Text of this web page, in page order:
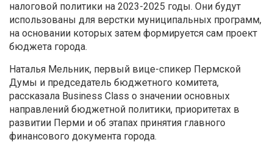
налоговой политики на 2023-2025 годы. Они будут
использованы для верстки муниципальных программ,
на основании которых затем формируется сам проект
бюджета города.
Наталья Мельник, первый вице-спикер Пермской
Думы и председатель бюджетного комитета,
рассказала Business Class о значении основных
направлений бюджетной политики, приоритетах в
развитии Перми и об этапах принятия главного
финансового документа города.